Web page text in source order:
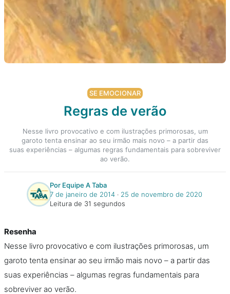
SE EMOCIONAR
Regras de verão
Nesse livro provocativo e com ilustrações primorosas, um
garoto tenta ensinar ao seu irmão mais novo – a partir das
suas experiências – algumas regras fundamentais para sobreviver
ao verão.
Por Equipe A Taba
7 de janeiro de 2014‧ 25 de novembro de 2020
Leitura de 31 segundos
Resenha
Nesse livro provocativo e com ilustrações primorosas, um
garoto tenta ensinar ao seu irmão mais novo – a partir das
suas experiências – algumas regras fundamentais para
sobreviver ao verão.